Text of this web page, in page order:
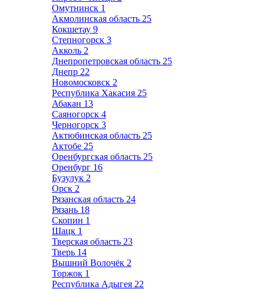
Омутнинск 1
Акмолинская область 25
Кокшетау 9
Степногорск 3
Акколь 2
Днепропетровская область 25
Днепр 22
Новомосковск 2
Республика Хакасия 25
Абакан 13
Саяногорск 4
Черногорск 3
Актюбинская область 25
Актобе 25
Оренбургская область 25
Оренбург 16
Бузулук 2
Орск 2
Рязанская область 24
Рязань 18
Скопин 1
Шацк 1
Тверская область 23
Тверь 14
Вышний Волочёк 2
Торжок 1
Республика Адыгея 22